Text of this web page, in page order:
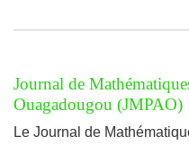
##journal.journals##
Journal de
Ouagadougou (JMPAO)
Le Journal de